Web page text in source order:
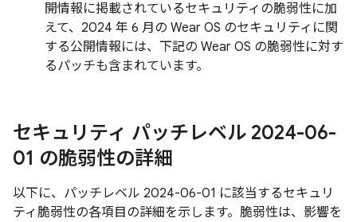
開情報に掲載されているセキュリティの脆弱性に加
えて、2024 年 6 月の Wear OS のセキュリティに関
する公開情報には、下記の Wear OS の脆弱性に対す
るパッチも含まれています。
セキュリティ パッチレベル 2024-06-
01 の脆弱性の詳細
以下に、パッチレベル 2024-06-01 に該当するセキュリ
ティ脆弱性の各項目の詳細を示します。脆弱性は、影響を